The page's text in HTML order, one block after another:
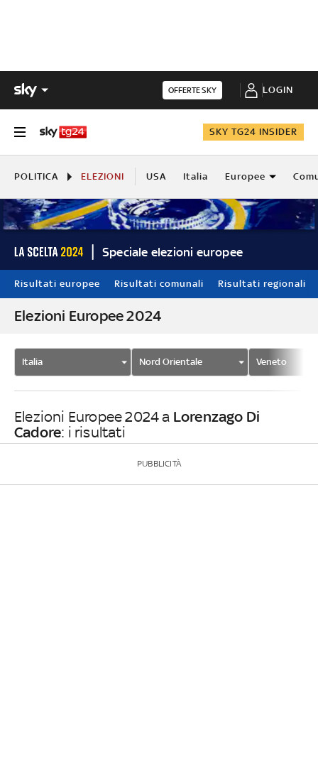
OFFERTE SKY LOGIN
SKY TG24 INSIDER
POLITICA ELEZIONI USA Italia Europee
Speciale elezioni europee
Risultati europee Risultati comunali Risultati regionali
Elezioni Europee 2024
Italia Nord Orientale Veneto
Elezioni Europee 2024 a Lorenzago Di
Cadore: i risultati
PUBBLICITÀ